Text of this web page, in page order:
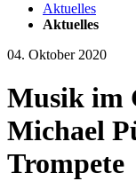
Aktuelles
Aktuelles
04. Oktober 2020
Musik im
Michael
Trompete